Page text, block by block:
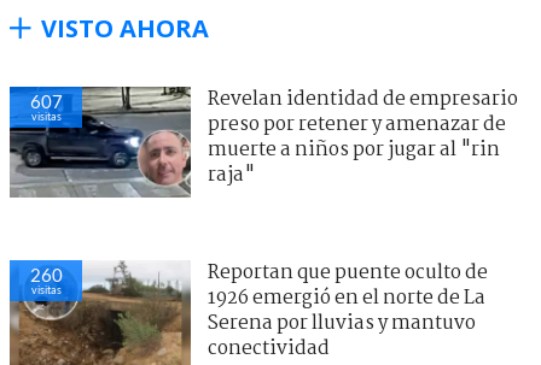
VISTO AHORA
607
visitas
Revelan identidad de empresario
preso por retener y amenazar de
muerte a niños por jugar al "rin
raja"
260
visitas
Reportan que puente oculto de
1926 emergió en el norte de La
Serena por lluvias y mantuvo
conectividad